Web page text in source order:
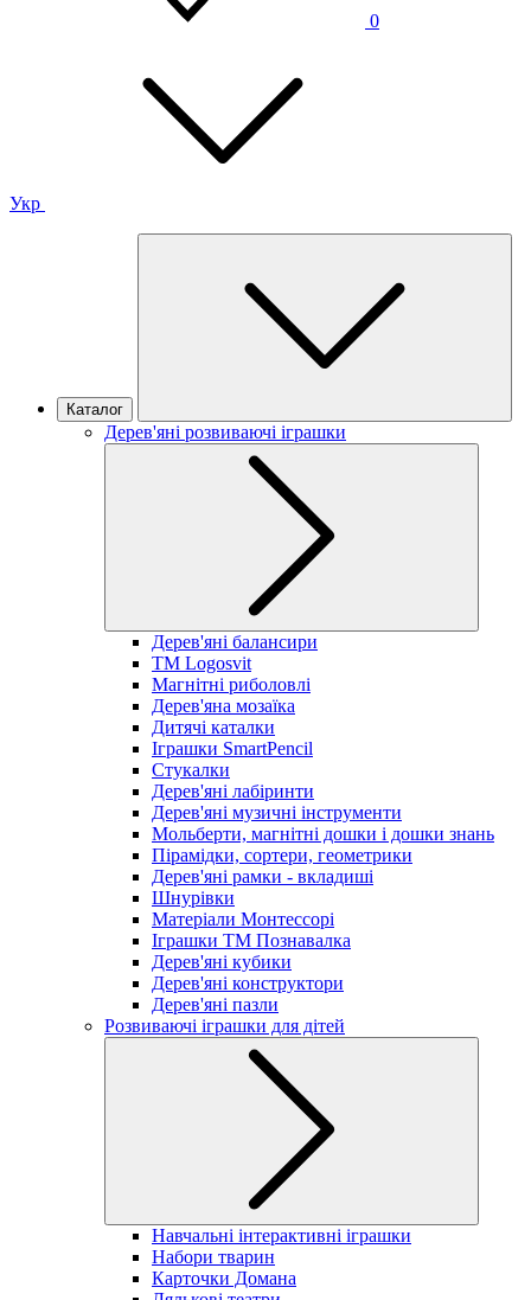
0
Укр
Каталог
Дерев'яні розвиваючі іграшки
Дерев'яні балансири
TM Logosvit
Магнітні риболовлі
Дерев'яна мозаїка
Дитячі каталки
Іграшки SmartPencil
Стукалки
Дерев'яні лабіринти
Дерев'яні музичні інструменти
Мольберти, магнітні дошки і дошки знань
Пірамідки, сортери, геометрики
Дерев'яні рамки - вкладиші
Шнурівки
Матеріали Монтессорі
Іграшки ТМ Познавалка
Дерев'яні кубики
Дерев'яні конструктори
Дерев'яні пазли
Розвиваючі іграшки для дітей
Навчальні інтерактивні іграшки
Набори тварин
Карточки Домана